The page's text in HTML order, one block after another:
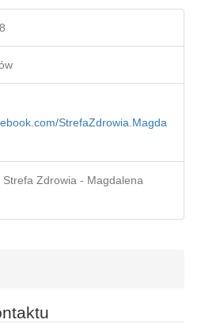
StrefaZdrowia.Magda
Strefa Zdrowia - Magdalena